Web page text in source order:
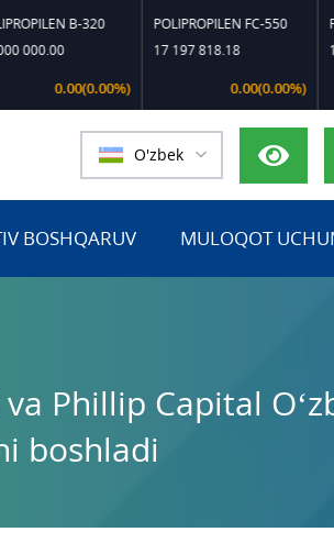
B-320
0.00(0.00%)
POLIPROPILEN FC-550
17 197 818.18
0.00(0.00%)
14 500
O'zbek
BOSHQARUV MULOQOT
Phillip Capital
boshladi